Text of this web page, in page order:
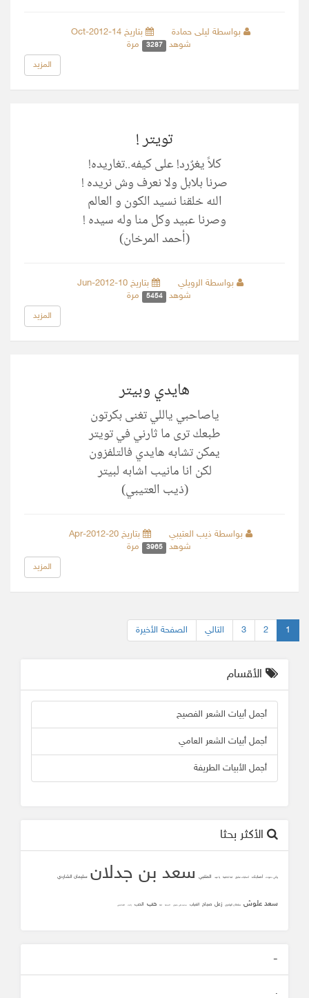
بواسطة ليلى حمادة
بتاريخ 14-Oct-2012
شوهد
3287 مرة
المزيد
تويتر !
كلاً يغرٌرد! على كيفه..تغاريده!
صرنا بلابل ولا نعرف وش نريده !
الله خلقنا نسيد الكون و العالم
وصرنا عبيد وكل منا وله سيده !
(أحمد المرخان)
بواسطة الرويلي
بتاريخ 10-Jun-2012
شوهد
5454 مرة
المزيد
هايدي وبيتر
ياصاحبي ياللي تغنى بكرتون
طبعك ترى ما ثارني في تويتر
يمكن تشابه هايدي فالتلفزون
لكن انا مانيب اشابه لبيتر
(ذيب العتيبي)
بواسطة ذيب العتيبي
بتاريخ 20-Apr-2012
شوهد
3965 مرة
المزيد
1
2
3 التالي الصفحة الأخيرة
الأقسام
أجمل أبيات الشعر الفصيح
أجمل أبيات الشعر العامي
أجمل الأبيات الطريفة
الأكثر بحثا
وأني دعوت أصابك أصابك عشق لما تلاقينا يا عيد المتنبي سعد بن جدلان سليمان الشاردي
سعد علوش سلطان الهاجري زعل صباح الغياب محمد علي جنيدي المحبه ثقه حب الحب زانت الشافعي
-
.